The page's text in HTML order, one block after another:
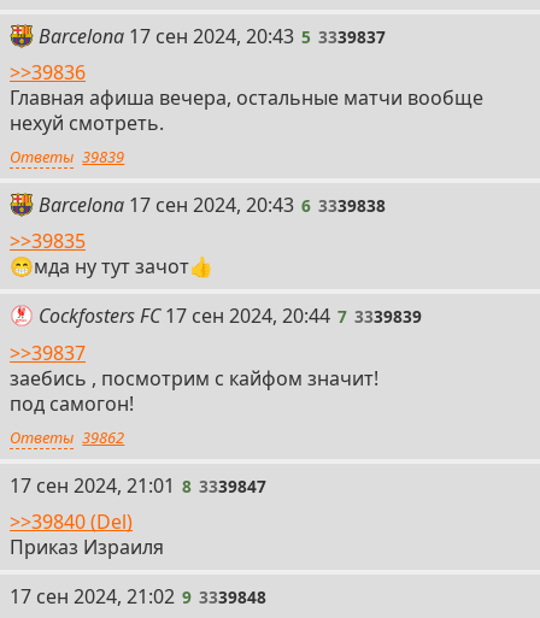
Barcelona 5
17 сен 2024, 20:43 5 3339837
>>39836
Главная афиша вечера, остальные матчи вообще
нехуй смотреть.
Ответы 39839
Barcelona 6
17 сен 2024, 20:43 6 3339838
>>39835
😁мда ну тут зачот👍
Cockfosters FC 7
17 сен 2024, 20:44 7 3339839
>>39837
заебись , посмотрим с кайфом значит!
под самогон!
Ответы 39862
8
17 сен 2024, 21:01 8 3339847
>>39840 (Del)
Приказ Израиля
9
17 сен 2024, 21:02 9 3339848